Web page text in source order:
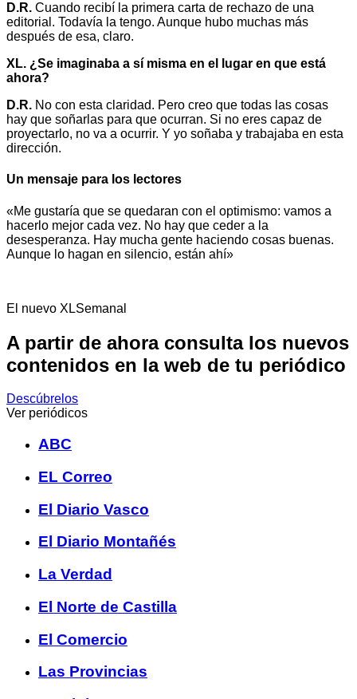
D.R. Cuando recibí la primera carta de rechazo de una
editorial. Todavía la tengo. Aunque hubo muchas más
después de esa, claro.
XL. ¿Se imaginaba a sí misma en el lugar en que está
ahora?
D.R. No con esta claridad. Pero creo que todas las cosas
hay que soñarlas para que ocurran. Si no eres capaz de
proyectarlo, no va a ocurrir. Y yo soñaba y trabajaba en esta
dirección.
Un mensaje para los lectores
«Me gustaría que se quedaran con el optimismo: vamos a
hacerlo mejor cada vez. No hay que ceder a la
desesperanza. Hay mucha gente haciendo cosas buenas.
Aunque lo hagan en silencio, están ahí»
El nuevo XLSemanal
A partir de ahora consulta los nuevos
contenidos en la web de tu periódico
Descúbrelos
Ver periódicos
ABC
EL Correo
El Diario Vasco
El Diario Montañés
La Verdad
El Norte de Castilla
El Comercio
Las Provincias